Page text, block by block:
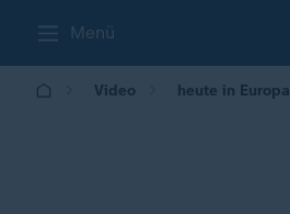
Menü
Video heute in Europa